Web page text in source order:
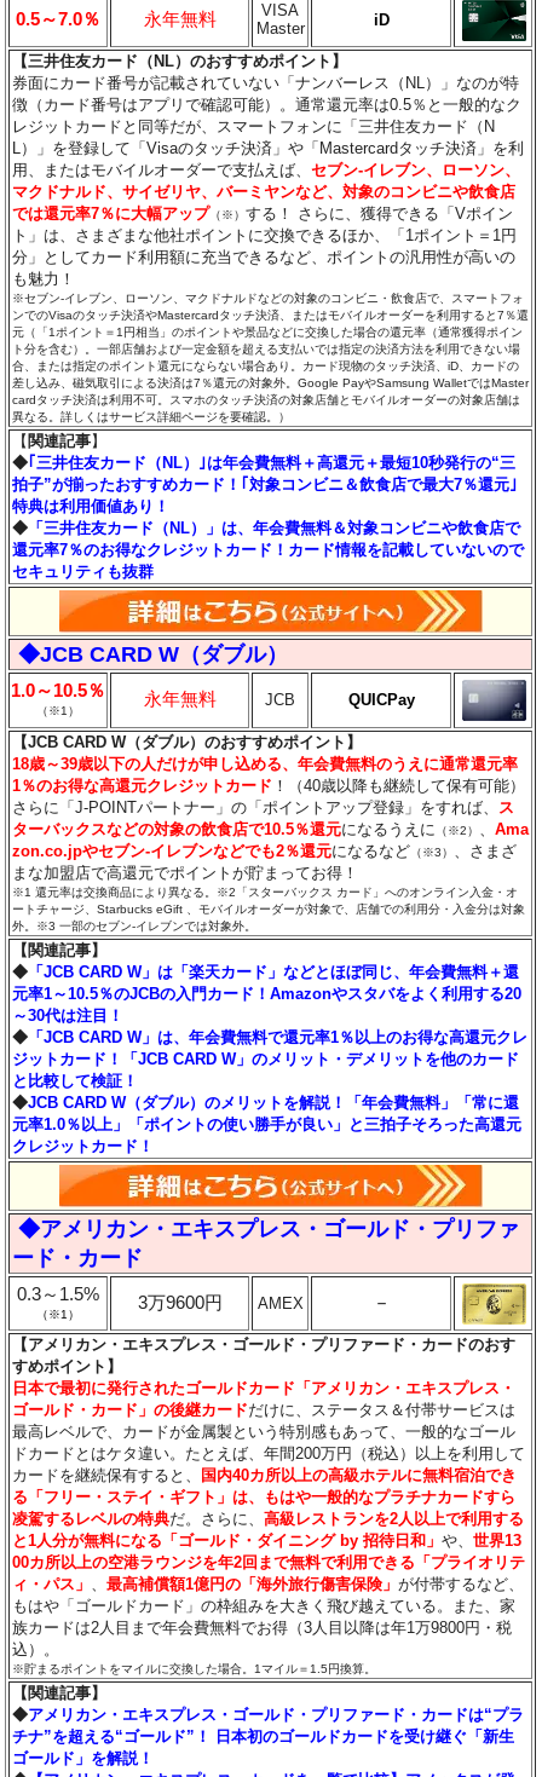
0.5～7.0％ 永年無料
VISA
Master
iD
【三井住友カード（NL）のおすすめポイント】
券面にカード番号が記載されていない「ナンバーレス（NL）」なのが特
徴（カード番号はアプリで確認可能）。通常還元率は0.5％と一般的なク
レジットカードと同等だが、スマートフォンに「三井住友カード（N
L）」を登録して「Visaのタッチ決済」や「Mastercardタッチ決済」を利
用、またはモバイルオーダーで支払えば、セブン‐イレブン、ローソン、
マクドナルド、サイゼリヤ、バーミヤンなど、対象のコンビニや飲食店
では還元率7％に大幅アップ （※）する！ さらに、獲得できる「Vポイン
ト」は、さまざまな他社ポイントに交換できるほか、「1ポイント＝1円
分」としてカード利用額に充当できるなど、ポイントの汎用性が高いの
も魅力！
※セブン‐イレブン、ローソン、マクドナルドなどの対象のコンビニ・飲食店で、スマートフォ
ンでのVisaのタッチ決済やMastercardタッチ決済、またはモバイルオーダーを利用すると7％還
元（「1ポイント＝1円相当」のポイントや景品などに交換した場合の還元率（通常獲得ポイン
ト分を含む）。一部店舗および一定金額を超える支払いでは指定の決済方法を利用できない場
合、または指定のポイント還元にならない場合あり。カード現物のタッチ決済、iD、カードの
差し込み、磁気取引による決済は7％還元の対象外。Google PayやSamsung WalletではMaster
cardタッチ決済は利用不可。スマホのタッチ決済の対象店舗とモバイルオーダーの対象店舗は
異なる。詳しくはサービス詳細ページを要確認。）
【 関連記事】
◆｢三井住友カード（NL）｣は年会費無料＋高還元＋最短10秒発行の“三
拍子”が揃ったおすすめカード！｢対象コンビニ＆飲食店で最大7％還元｣
特典は利用価値あり！
◆ 「三井住友カード（NL）」は、年会費無料＆対象コンビニや飲食店で
還元率7％のお得なクレジットカード！カード情報を記載していないので
セキュリティも抜群
◆JCB CARD W（ダブル）
1.0～10.5％
（※1）
永年無料 JCB QUICPay
【JCB CARD W（ダブル）のおすすめポイント】
18歳～39歳以下の人だけが申し込める、年会費無料のうえに通常還元率
1％のお得な高還元クレジットカード ！（40歳以降も継続して保有可能）
さらに「J-POINTパートナー」の「ポイントアップ登録」をすれば、 ス
ターバックスなどの対象の飲食店で10.5％還元になるうえに （※2） 、Ama
zon.co.jpやセブン‐イレブンなどでも2％還元になるなど （※3） 、さまざ
まな加盟店で高還元でポイントが貯まってお得！
※1 還元率は交換商品により異なる。※2「スターバックス カード」へのオンライン入金・オ
ートチャージ、Starbucks eGift 、モバイルオーダーが対象で、店舗での利用分・入金分は対象
外。※3 一部のセブン‐イレブンでは対象外。
【関連記事】
◆ 「JCB CARD W」は「楽天カード」などとほぼ同じ、年会費無料＋還
元率1～10.5％のJCBの入門カード！Amazonやスタバをよく利用する20
～30代は注目！
◆ 「JCB CARD W」は、年会費無料で還元率1％以上のお得な高還元クレ
ジットカード！「JCB CARD W」のメリット・デメリットを他のカード
と比較して検証！
◆JCB CARD W（ダブル）のメリットを解説！「年会費無料」「常に還
元率1.0％以上」「ポイントの使い勝手が良い」と三拍子そろった高還元
クレジットカード！
◆アメリカン・エキスプレス・ゴールド・プリファ
ード・カード
0.3～1.5%
（※1）
3万9600円 AMEX －
【アメリカン・エキスプレス・ゴールド・プリファード・カードのおす
すめポイント】
日本で最初に発行されたゴールドカード「アメリカン・エキスプレス・
ゴールド・カード」の後継カードだけに、ステータス＆付帯サービスは
最高レベルで、カードが金属製という特別感もあって、一般的なゴール
ドカードとはケタ違い。たとえば、年間200万円（税込）以上を利用して
カードを継続保有すると、
国内40カ所以上の高級ホテルに無料宿泊でき
る「フリー・ステイ・ギフト」は、もはや一般的なプラチナカードすら
凌駕するレベルの特典だ。さらに、高級レストランを2人以上で利用する
と1人分が無料になる「ゴールド・ダイニング by 招待日和」や、世界13
00カ所以上の空港ラウンジを年2回まで無料で利用できる「プライオリテ
ィ・パス」 、最高補償額1億円の「海外旅行傷害保険」が付帯するなど、
もはや「ゴールドカード」の枠組みを大きく飛び越えている。また、家
族カードは2人目まで年会費無料でお得（3人目以降は年1万9800円・税
込）。
※貯まるポイントをマイルに交換した場合。1マイル＝1.5円換算。
【関連記事】
◆アメリカン・エキスプレス・ゴールド・プリファード・カードは“プラ
チナ”を超える“ゴールド”！ 日本初のゴールドカードを受け継ぐ「新生
ゴールド」を解説！